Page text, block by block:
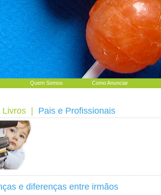
Quem Somos Como Anunciar
Livros Pais e Profissionais
e diferenças entre irmãos